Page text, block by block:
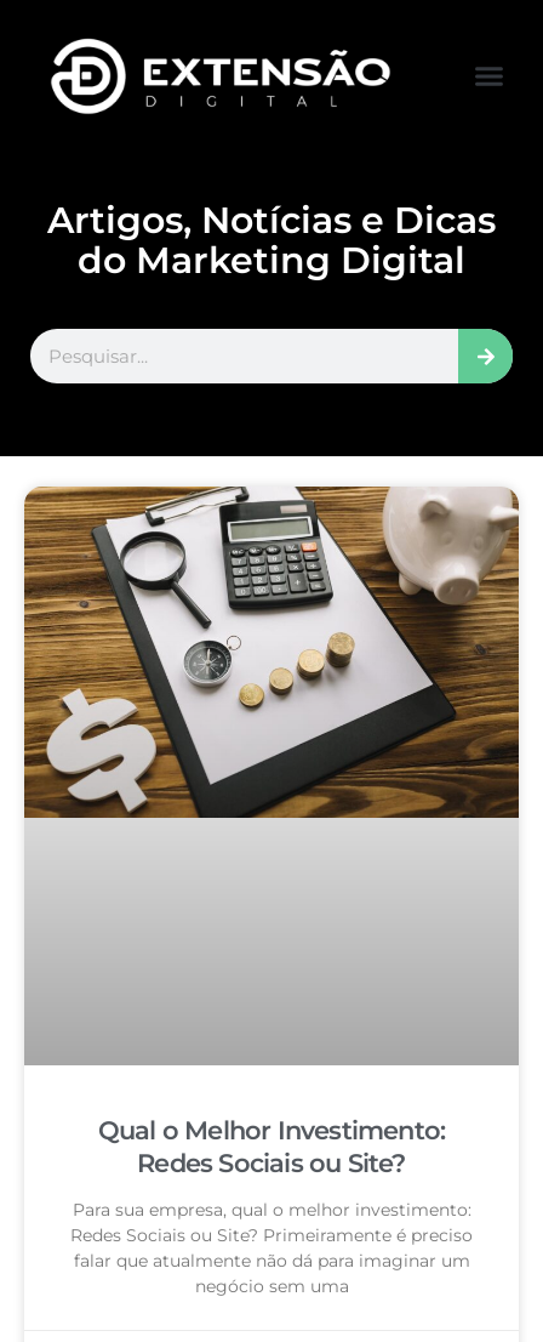
Artigos, Notícias e Dicas
do Marketing Digital
Qual o Melhor Investimento:
Redes Sociais ou Site?
Para sua empresa, qual o melhor investimento:
Redes Sociais ou Site? Primeiramente é preciso
falar que atualmente não dá para imaginar um
negócio sem uma